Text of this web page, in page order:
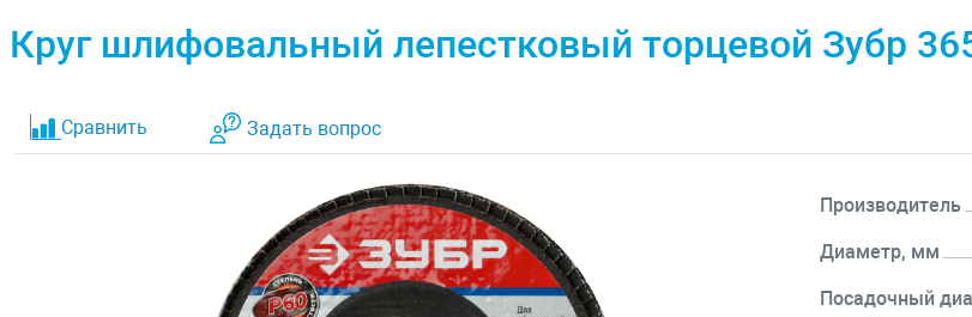
Круг шлифовальный лепестковый торцевой Зубр
Сравнить Задать вопрос
Производитель
Диаметр, мм
Посадочный